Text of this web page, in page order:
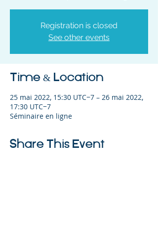
Registration is closed
See other events
Time & Location
25 mai 2022, 15:30 UTC−7 – 26 mai 2022,
17:30 UTC−7
Séminaire en ligne
Share This Event